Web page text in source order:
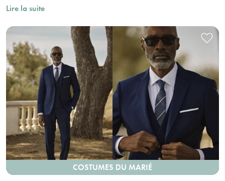
Lire la suite
COSTUMES DU MARIÉ